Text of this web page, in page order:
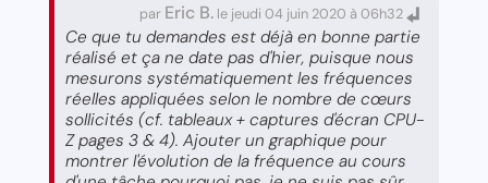
par Eric B. le jeudi 04 juin 2020 à 06h32
Ce que tu demandes est déjà en bonne partie
réalisé et ça ne date pas d'hier, puisque nous
mesurons systématiquement les fréquences
réelles appliquées selon le nombre de cœurs
sollicités (cf. tableaux + captures d'écran CPU-
Z pages 3 & 4). Ajouter un graphique pour
montrer l'évolution de la fréquence au cours